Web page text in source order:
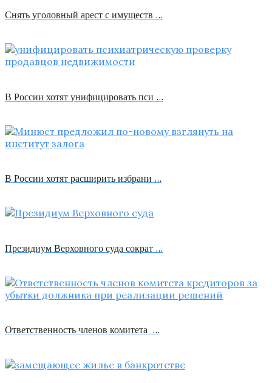
Снять уголовный арест с имуществ …
В России хотят унифицировать пси …
В России хотят расширить избрани …
Президиум Верховного суда сократ …
Ответственность членов комитета …